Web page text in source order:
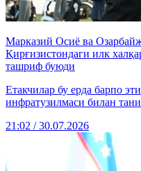
Марказий Осиё ва
Қирғизистондаги илк
ташриф буюди
Етакчилар бу ерда барпо
инфратузилмаси билан
21:02 / 30.07.2026